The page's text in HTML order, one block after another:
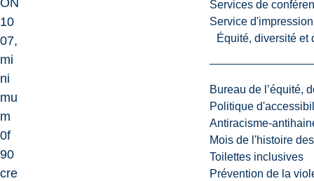
Services de
Service d'impression
Équité, diversité et
Bureau de l’équité,
Politique
Antiracisme-
Mois de l'histoire
Toilettes inclusives
Prévention de la
ON
10
07,
mi
ni
mu
m
0f
90
cre